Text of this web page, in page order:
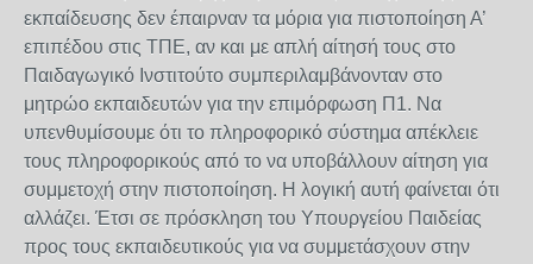
εκπαίδευσης δεν έπαιρναν τα μόρια για πιστοποίηση Α’
επιπέδου στις ΤΠΕ, αν και με απλή αίτησή τους στο
Παιδαγωγικό Ινστιτούτο συμπεριλαμβάνονταν στο
μητρώο εκπαιδευτών για την επιμόρφωση Π1. Να
υπενθυμίσουμε ότι το πληροφορικό σύστημα απέκλειε
τους πληροφορικούς από το να υποβάλλουν αίτηση για
συμμετοχή στην πιστοποίηση. H λογική αυτή φαίνεται ότι
αλλάζει. Έτσι σε πρόσκληση του Υπουργείου Παιδείας
προς τους εκπαιδευτικούς για να συμμετάσχουν στην